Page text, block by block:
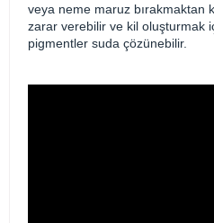
veya neme maruz bırakmaktan
zarar verebilir ve kil oluşturmak
pigmentler suda çözünebilir.